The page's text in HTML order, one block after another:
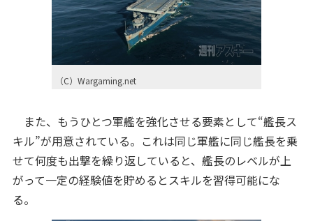
（C）Wargaming.net
また、もうひとつ軍艦を強化させる要素として“艦長ス
キル”が用意されている。これは同じ軍艦に同じ艦長を乗
せて何度も出撃を繰り返していると、艦長のレベルが上
がって一定の経験値を貯めるとスキルを習得可能にな
る。